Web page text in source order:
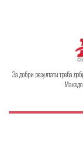
За добри резултати треба